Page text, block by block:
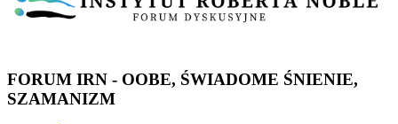
FORUM IRN - OOBE, ŚWIADOME ŚNIENIE,
SZAMANIZM